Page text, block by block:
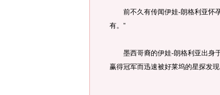
前不久有传闻伊娃-朗格利亚怀孕
有。”
墨西哥裔的伊娃-朗格利亚出身于
赢得冠军而迅速被好莱坞的星探发